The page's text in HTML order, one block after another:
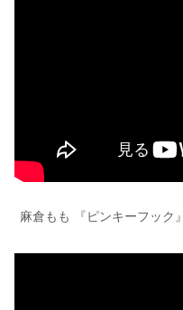
麻倉もも 『ピンキーフック